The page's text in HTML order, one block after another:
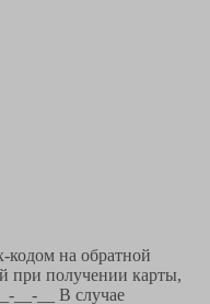
на обратной
при получении карты,
__-__ В случае